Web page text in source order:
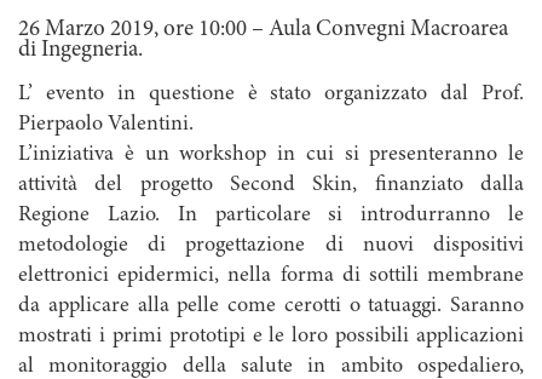
26 Marzo 2019, ore 10:00 – Aula Convegni Macroarea
di Ingegneria.
L’ evento in questione è stato organizzato dal Prof.
Pierpaolo Valentini.
L’iniziativa è un workshop in cui si presenteranno le
attività del progetto Second Skin, finanziato dalla
Regione Lazio. In particolare si introdurranno le
metodologie di progettazione di nuovi dispositivi
elettronici epidermici, nella forma di sottili membrane
da applicare alla pelle come cerotti o tatuaggi. Saranno
mostrati i primi prototipi e le loro possibili applicazioni
al monitoraggio della salute in ambito ospedaliero,